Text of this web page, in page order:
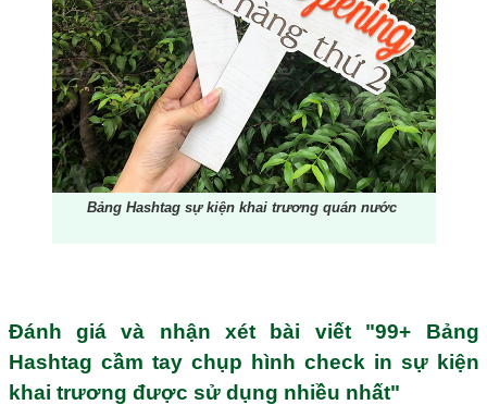
Bảng Hashtag sự kiện khai trương quán nước
Đánh giá và nhận xét bài viết "99+ Bảng
Hashtag cầm tay chụp hình check in sự kiện
khai trương được sử dụng nhiều nhất"